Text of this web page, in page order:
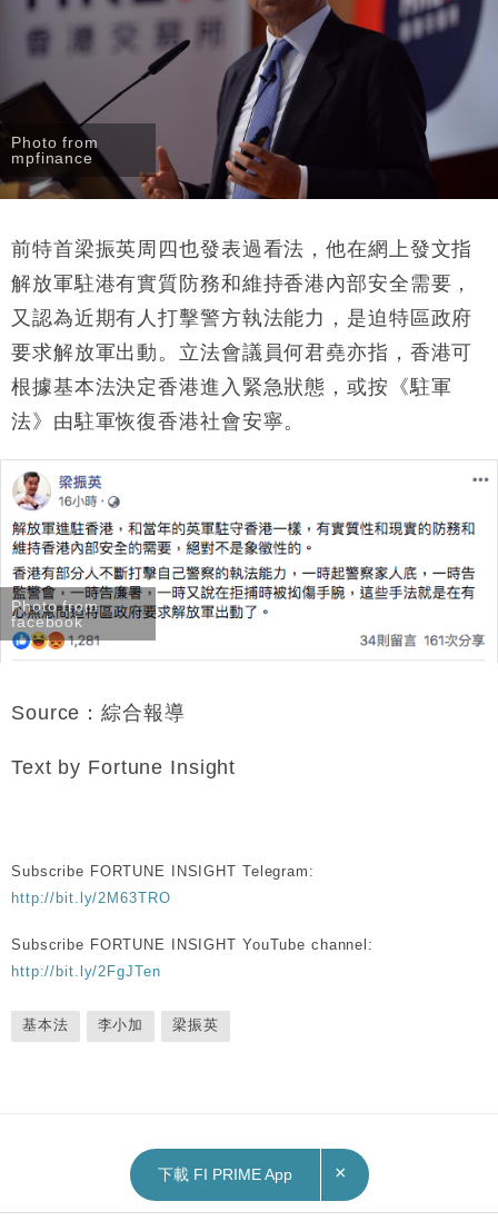
Photo from
mpfinance
前特首梁振英周四也發表過看法，他在網上發文指
解放軍駐港有實質防務和維持香港內部安全需要，
又認為近期有人打擊警方執法能力，是迫特區政府
要求解放軍出動。立法會議員何君堯亦指，香港可
根據基本法決定香港進入緊急狀態，或按《駐軍
法》由駐軍恢復香港社會安寧。
Photo from
facebook
Source：綜合報導
Text by Fortune Insight
Subscribe FORTUNE INSIGHT Telegram:
http://bit.ly/2M63TRO
Subscribe FORTUNE INSIGHT YouTube channel:
http://bit.ly/2FgJTen
基本法 李小加 梁振英
下載 FI PRIME App ×